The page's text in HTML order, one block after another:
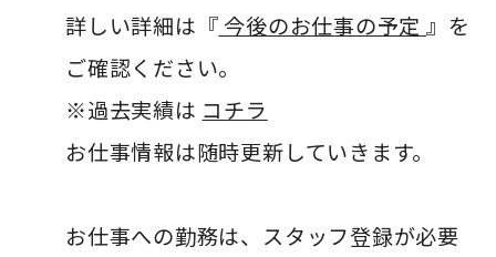
詳しい詳細は『 今後のお仕事の予定 』を
ご確認ください。
※過去実績は コチラ
お仕事情報は随時更新していきます。
お仕事への勤務は、スタッフ登録が必要